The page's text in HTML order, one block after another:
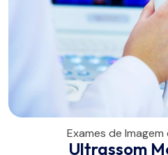
Exames de
Ultrassom